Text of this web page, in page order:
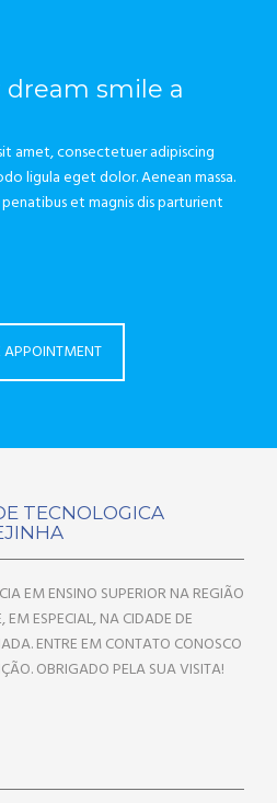
dream smile a
amet, consectetuer adipiscing
ligula eget dolor. Aenean massa.
et magnis dis parturient
TECNOLOGICA
EM ENSINO SUPERIOR NA REGIÃO
ESPECIAL, NA CIDADE DE
ENTRE EM CONTATO CONOSCO
OBRIGADO PELA SUA VISITA!